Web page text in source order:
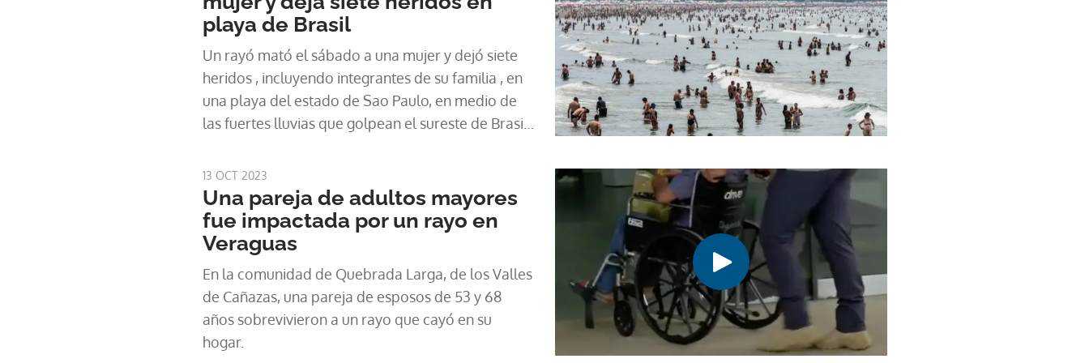
rayo.
playa de Brasil
Un rayó mató el sábado a una mujer y dejó siete
heridos , incluyendo integrantes de su familia , en
una playa del estado de Sao Paulo, en medio de
las fuertes lluvias que golpean el sureste de Brasil,
13 OCT 2023
Una pareja de adultos mayores
fue impactada por un rayo en
Veraguas
En la comunidad de Quebrada Larga, de los Valles
de Cañazas, una pareja de esposos de 53 y 68
años sobrevivieron a un rayo que cayó en su
hogar.